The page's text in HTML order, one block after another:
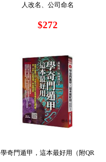
人改名、公司命名
$272
學奇門遁甲，這本最好用（附QR